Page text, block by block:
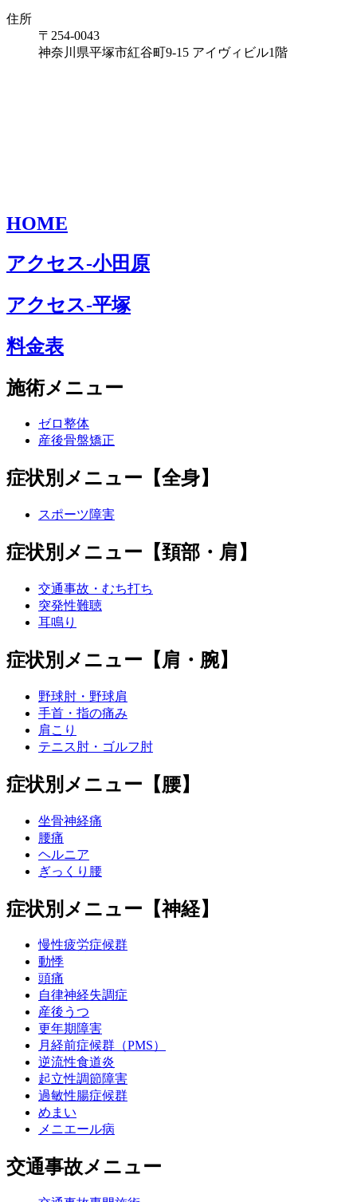
住所
〒254-0043
神奈川県平塚市紅谷町9-15 アイヴィビル1階
HOME
アクセス-小田原
アクセス-平塚
料金表
施術メニュー
ゼロ整体
産後骨盤矯正
症状別メニュー【全身】
スポーツ障害
症状別メニュー【頚部・肩】
交通事故・むち打ち
突発性難聴
耳鳴り
症状別メニュー【肩・腕】
野球肘・野球肩
手首・指の痛み
肩こり
テニス肘・ゴルフ肘
症状別メニュー【腰】
坐骨神経痛
腰痛
ヘルニア
ぎっくり腰
症状別メニュー【神経】
慢性疲労症候群
動悸
頭痛
自律神経失調症
産後うつ
更年期障害
月経前症候群（PMS）
逆流性食道炎
起立性調節障害
過敏性腸症候群
めまい
メニエール病
交通事故メニュー